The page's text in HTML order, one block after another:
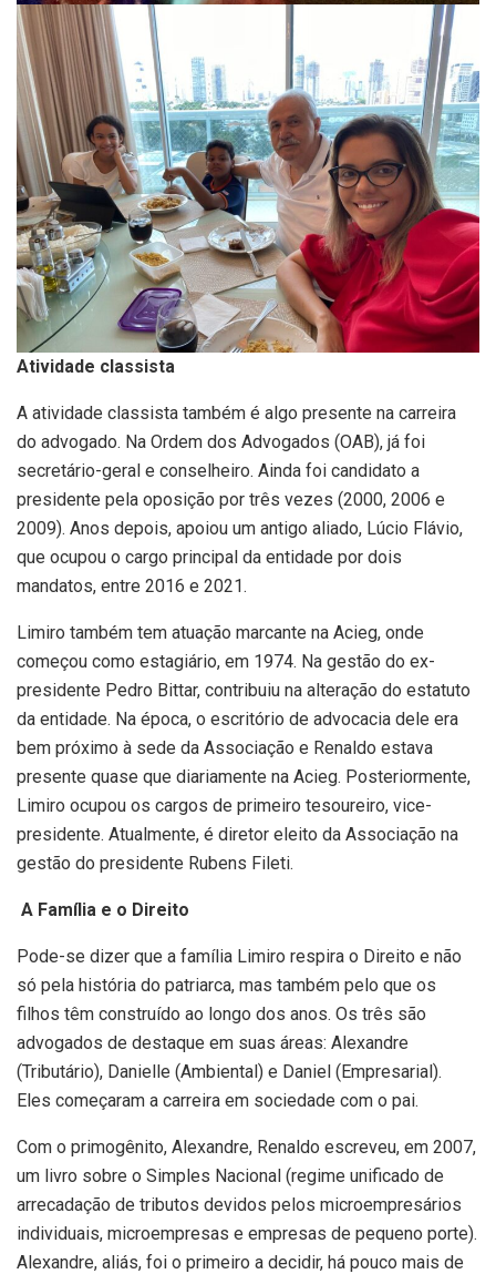
Atividade classista
A atividade classista também é algo presente na carreira
do advogado. Na Ordem dos Advogados (OAB), já foi
secretário-geral e conselheiro. Ainda foi candidato a
presidente pela oposição por três vezes (2000, 2006 e
2009). Anos depois, apoiou um antigo aliado, Lúcio Flávio,
que ocupou o cargo principal da entidade por dois
mandatos, entre 2016 e 2021.
Limiro também tem atuação marcante na Acieg, onde
começou como estagiário, em 1974. Na gestão do ex-
presidente Pedro Bittar, contribuiu na alteração do estatuto
da entidade. Na época, o escritório de advocacia dele era
bem próximo à sede da Associação e Renaldo estava
presente quase que diariamente na Acieg. Posteriormente,
Limiro ocupou os cargos de primeiro tesoureiro, vice-
presidente. Atualmente, é diretor eleito da Associação na
gestão do presidente Rubens Fileti.
A Família e o Direito
Pode-se dizer que a família Limiro respira o Direito e não
só pela história do patriarca, mas também pelo que os
filhos têm construído ao longo dos anos. Os três são
advogados de destaque em suas áreas: Alexandre
(Tributário), Danielle (Ambiental) e Daniel (Empresarial).
Eles começaram a carreira em sociedade com o pai.
Com o primogênito, Alexandre, Renaldo escreveu, em 2007,
um livro sobre o Simples Nacional (regime unificado de
arrecadação de tributos devidos pelos microempresários
individuais, microempresas e empresas de pequeno porte).
Alexandre, aliás, foi o primeiro a decidir, há pouco mais de